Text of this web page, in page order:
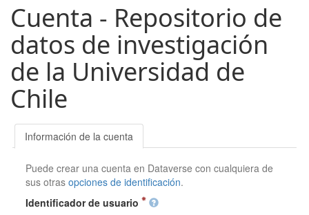
Cuenta - Repositorio de
datos de investigación
de la Universidad de
Chile
Información de la cuenta
Puede crear una cuenta en Dataverse con cualquiera de
sus otrasopciones de identificación.
Identificador de usuario